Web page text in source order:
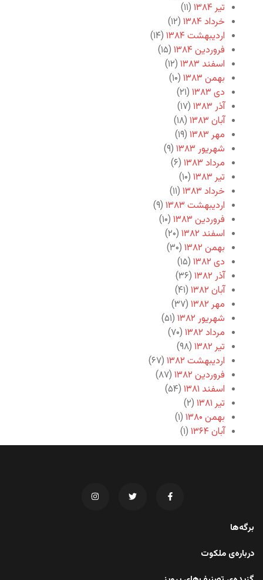
تیر ۱۳۸۴
(۱۱)
خرداد ۱۳۸۴
(۱۲)
اردیبهشت ۱۳۸۴
(۱۴)
فروردین ۱۳۸۴
(۱۵)
اسفند ۱۳۸۳
(۱۲)
بهمن ۱۳۸۳
(۱۰)
دی ۱۳۸۳
(۲۱)
آذر ۱۳۸۳
(۱۷)
آبان ۱۳۸۳
(۱۸)
مهر ۱۳۸۳
(۱۹)
شهریور ۱۳۸۳
(۹)
مرداد ۱۳۸۳
(۶)
تیر ۱۳۸۳
(۱۰)
خرداد ۱۳۸۳
(۱۱)
اردیبهشت ۱۳۸۳
(۹)
فروردین ۱۳۸۳
(۱۰)
اسفند ۱۳۸۲
(۲۰)
بهمن ۱۳۸۲
(۳۰)
دی ۱۳۸۲
(۱۵)
آذر ۱۳۸۲
(۳۶)
آبان ۱۳۸۲
(۴۱)
مهر ۱۳۸۲
(۳۷)
شهریور ۱۳۸۲
(۵۱)
مرداد ۱۳۸۲
(۷۰)
تیر ۱۳۸۲
(۹۸)
اردیبهشت ۱۳۸۲
(۶۷)
فروردین ۱۳۸۲
(۸۷)
اسفند ۱۳۸۱
(۵۴)
تیر ۱۳۸۱
(۲)
بهمن ۱۳۸۰
(۱)
آبان ۱۳۶۴
(۱)
برگه‌ها
درباره‌ی ملکوت